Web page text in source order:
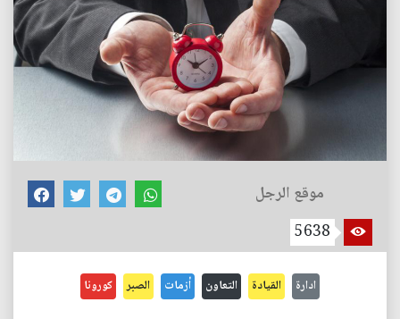
موقع الرجل
5638
ادارة القيادة التعاون أزمات الصبر كورونا